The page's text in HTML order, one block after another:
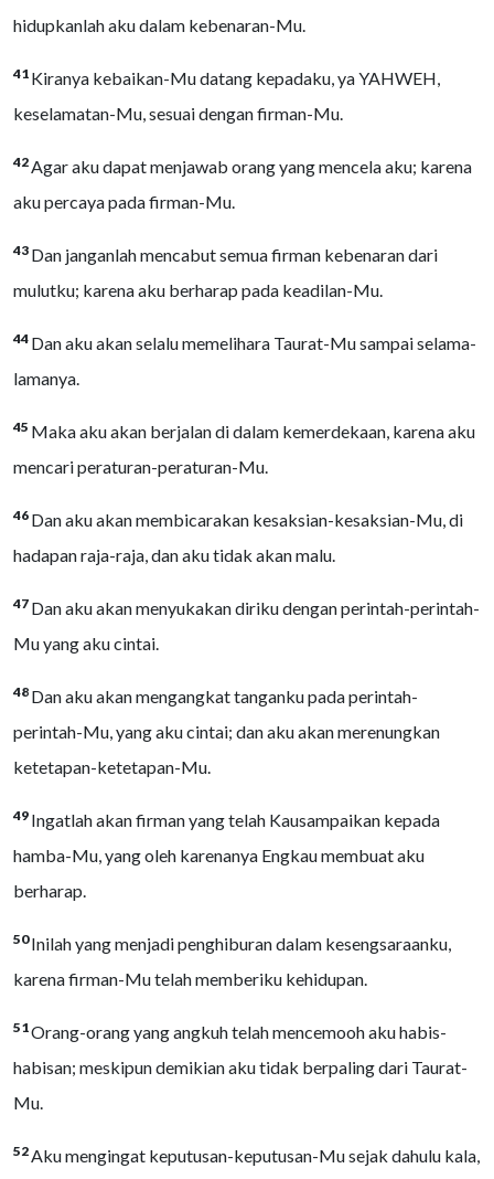
hidupkanlah aku dalam kebenaran-Mu.
41 Kiranya kebaikan-Mu datang kepadaku, ya YAHWEH,
keselamatan-Mu, sesuai dengan firman-Mu.
42Agar aku dapat menjawab orang yang mencela aku; karena
aku percaya pada firman-Mu.
43 Dan janganlah mencabut semua firman kebenaran dari
mulutku; karena aku berharap pada keadilan-Mu.
44 Dan aku akan selalu memelihara Taurat-Mu sampai selama-
lamanya.
45 Maka aku akan berjalan di dalam kemerdekaan, karena aku
mencari peraturan-peraturan-Mu.
46 Dan aku akan membicarakan kesaksian-kesaksian-Mu, di
hadapan raja-raja, dan aku tidak akan malu.
47 Dan aku akan menyukakan diriku dengan perintah-perintah-
Mu yang aku cintai.
48 Dan aku akan mengangkat tanganku pada perintah-
perintah-Mu, yang aku cintai; dan aku akan merenungkan
ketetapan-ketetapan-Mu.
49 Ingatlah akan firman yang telah Kausampaikan kepada
hamba-Mu, yang oleh karenanya Engkau membuat aku
berharap.
50Inilah yang menjadi penghiburan dalam kesengsaraanku,
karena firman-Mu telah memberiku kehidupan.
51Orang-orang yang angkuh telah mencemooh aku habis-
habisan; meskipun demikian aku tidak berpaling dari Taurat-
Mu.
52Aku mengingat keputusan-keputusan-Mu sejak dahulu kala,